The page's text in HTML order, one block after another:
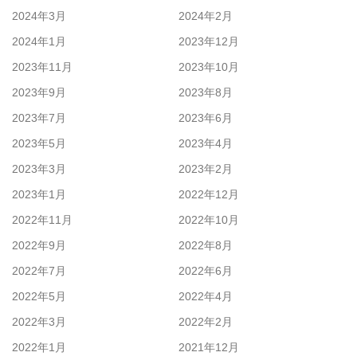
2024年3月
2024年2月
2024年1月
2023年12月
2023年11月
2023年10月
2023年9月
2023年8月
2023年7月
2023年6月
2023年5月
2023年4月
2023年3月
2023年2月
2023年1月
2022年12月
2022年11月
2022年10月
2022年9月
2022年8月
2022年7月
2022年6月
2022年5月
2022年4月
2022年3月
2022年2月
2022年1月
2021年12月